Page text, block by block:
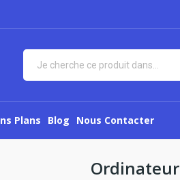
Plans Blog Nous Contacter